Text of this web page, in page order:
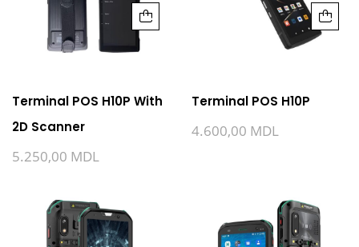
Terminal POS H10P With
2D Scanner
5.250,00 MDL
Terminal POS H10P
4.600,00 MDL